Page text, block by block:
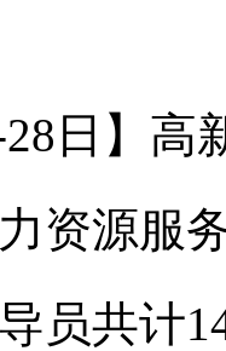
日】高
资源服
员共计